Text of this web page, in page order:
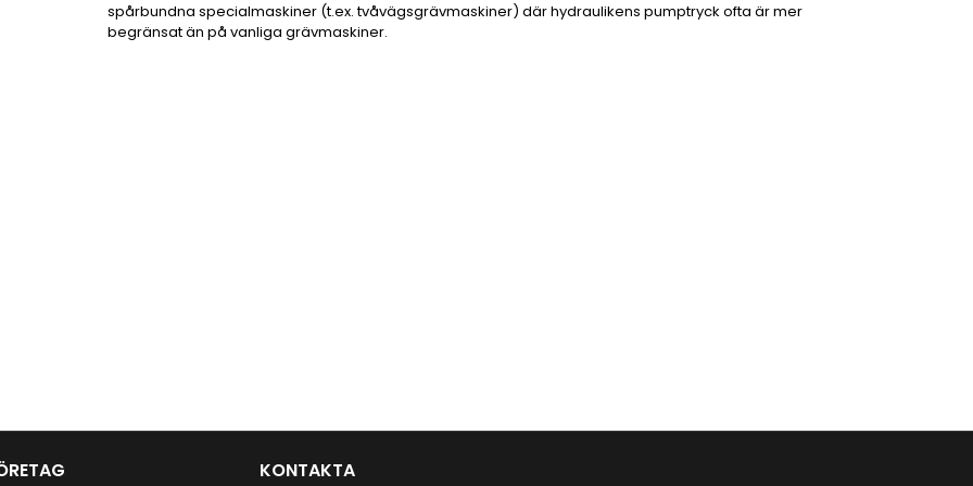
spårbundna specialmaskiner (t.ex. tvåvägsgrävmaskiner) där hydraulikens pumptryck ofta är mer
begränsat än på vanliga grävmaskiner.
KONTAKTA